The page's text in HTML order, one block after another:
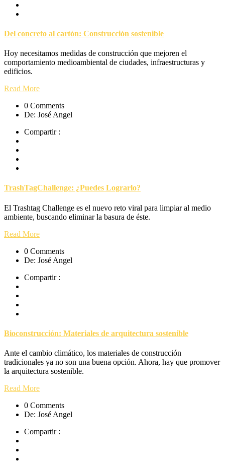
Del concreto al cartón: Construcción sostenible
Hoy necesitamos medidas de construcción que mejoren el
comportamiento medioambiental de ciudades, infraestructuras y
edificios.
Read More
0 Comments
De: José Angel
Compartir :
TrashTagChallenge: ¿Puedes Lograrlo?
El Trashtag Challenge es el nuevo reto viral para limpiar al medio
ambiente, buscando eliminar la basura de éste.
Read More
0 Comments
De: José Angel
Compartir :
Bioconstrucción: Materiales de arquitectura sostenible
Ante el cambio climático, los materiales de construcción
tradicionales ya no son una buena opción. Ahora, hay que promover
la arquitectura sostenible.
Read More
0 Comments
De: José Angel
Compartir :